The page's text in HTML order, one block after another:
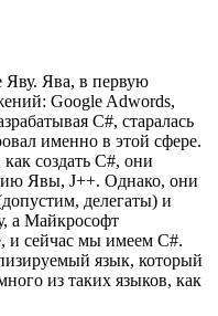
Ява, в первую
Google Adwords,
C#, старалась
именно в этой сфере.
создать C#, они
Явы, J++. Однако, они
делегаты) и
а Майкрософт
и сейчас мы имеем C#.
язык, который
из таких языков, как